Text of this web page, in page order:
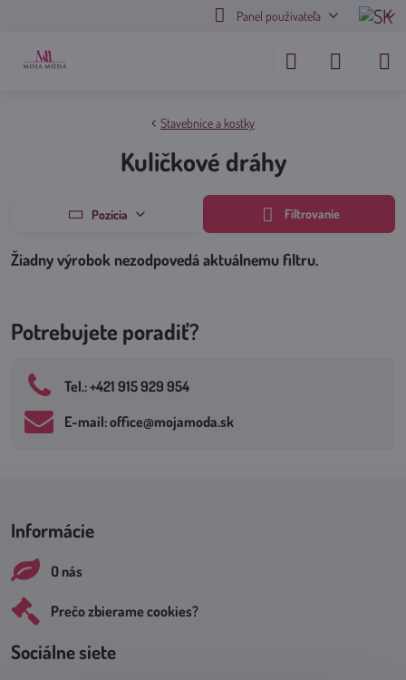
Panel používateľa
Stavebnice a kostky
Kuličkové dráhy
Pozícia Filtrovanie
Potrebujete poradiť?
Tel​.: +421 915 929 954
E-mail: office​@mojamoda​.sk
Informácie
O nás
Prečo zbierame cookies?
Sociálne siete